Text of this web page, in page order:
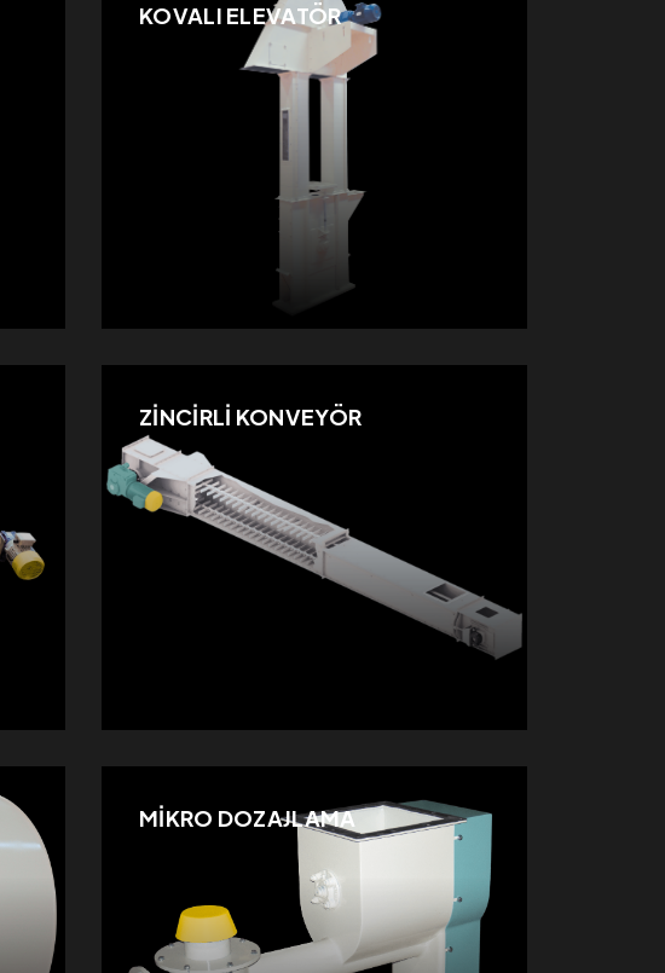
KOVALI ELEVATÖR
ZİNCİRLİ KONVEYÖR
MİKRO DOZAJLAMA